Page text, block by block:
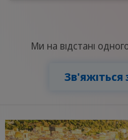
Ми на відстані
Зв'яжіться